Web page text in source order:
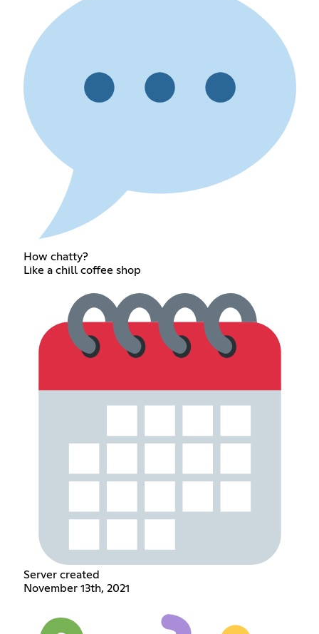
How chatty?
Like a chill coffee shop
Server created
November 13th, 2021